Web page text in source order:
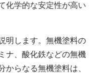
化学的な安定性が高い
明します。無機塗料の
ナ、酸化鉄などの無機
からなる無機塗料は、